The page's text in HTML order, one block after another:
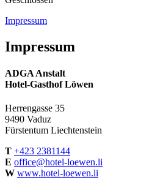
Impressum
Impressum
ADGA Anstalt
Hotel-Gasthof Löwen
Herrengasse 35
9490 Vaduz
Fürstentum Liechtenstein
T +423 2381144
E office@hotel-loewen.li
W www.hotel-loewen.li